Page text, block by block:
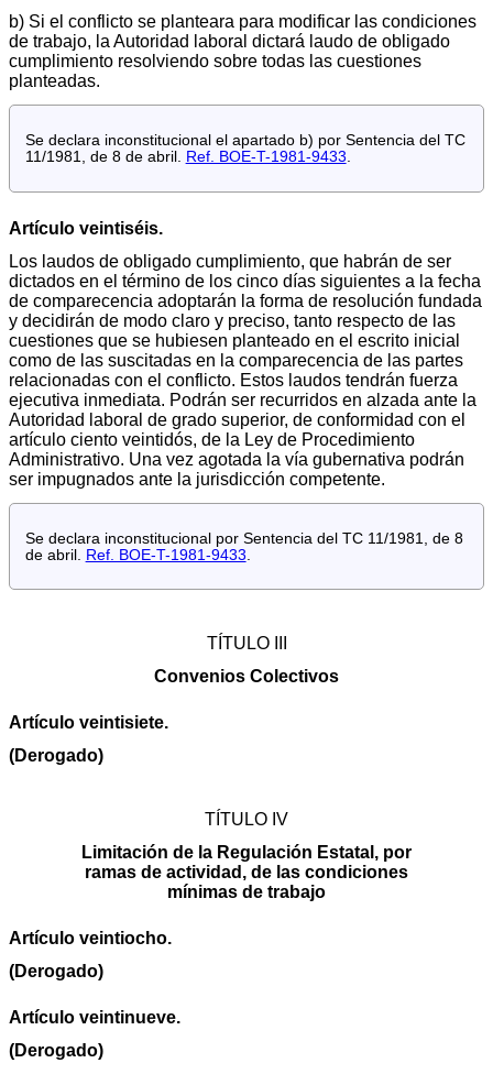
b) Si el conflicto se planteara para modificar las condiciones
de trabajo, la Autoridad laboral dictará laudo de obligado
cumplimiento resolviendo sobre todas las cuestiones
planteadas.
Se declara inconstitucional el apartado b) por Sentencia del TC
11/1981, de 8 de abril. Ref. BOE-T-1981-9433.
Artículo veintiséis.
Los laudos de obligado cumplimiento, que habrán de ser
dictados en el término de los cinco días siguientes a la fecha
de comparecencia adoptarán la forma de resolución fundada
y decidirán de modo claro y preciso, tanto respecto de las
cuestiones que se hubiesen planteado en el escrito inicial
como de las suscitadas en la comparecencia de las partes
relacionadas con el conflicto. Estos laudos tendrán fuerza
ejecutiva inmediata. Podrán ser recurridos en alzada ante la
Autoridad laboral de grado superior, de conformidad con el
artículo ciento veintidós, de la Ley de Procedimiento
Administrativo. Una vez agotada la vía gubernativa podrán
ser impugnados ante la jurisdicción competente.
Se declara inconstitucional por Sentencia del TC 11/1981, de 8
de abril. Ref. BOE-T-1981-9433
TÍTULO III
Convenios Colectivos
Artículo veintisiete.
(Derogado)
TÍTULO IV
Limitación de la Regulación Estatal, por
ramas de actividad, de las condiciones
mínimas de trabajo
Artículo veintiocho.
(Derogado)
Artículo veintinueve.
(Derogado)